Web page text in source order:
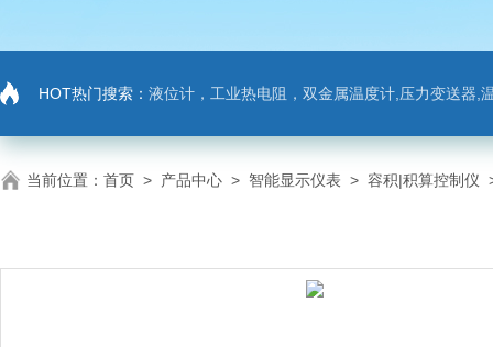
HOT热门搜索： 液位计，工业热电阻，双金属温度计,压力变送器,
当前位置： 首页 > 产品中心 > 智能显示仪表 > 容积|积算控制仪